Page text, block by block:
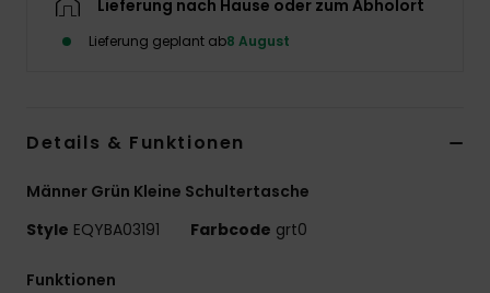
Lieferung nach Hause oder zum Abholort
Lieferung geplant ab8 August
Details & Funktionen
Männer Grün Kleine Schultertasche
Style EQYBA03191 Farbcode grt0
Funktionen